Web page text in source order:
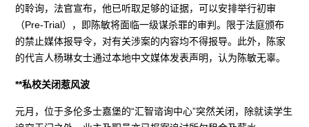
的聆询，法官宣布，他已听取足够的证据，可以安排举行初审
（Pre-Trial），即陈敏将面临一级谋杀罪的审判。限于法庭颁布
的禁止媒体报导令，对有关涉案的内容均不得报导。此外，陈家
的代言人杨琳女士通过本地中文媒体发表声明，认为陈敏无辜。
**私校关闭惹风波
元月，位于多伦多士嘉堡的“汇智谘询中心”突然关闭，除就读学生